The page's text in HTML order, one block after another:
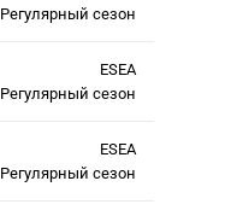
Регулярный сезон
ESEA
Регулярный сезон
ESEA
Регулярный сезон